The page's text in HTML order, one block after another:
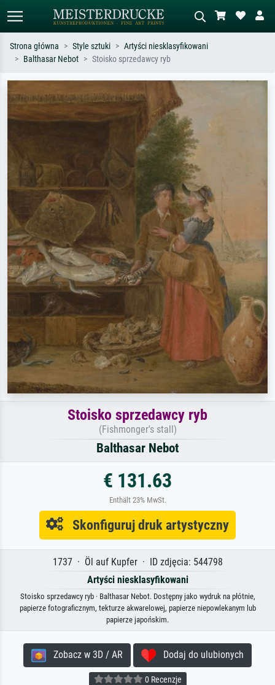
Monet, Gwiaździsta noc,
impresjonizm, fala Hokusaia, akt.
Opisz scenę – np. zielona łąka,
abstrakcja z czerwienią, ciemny olej,
stojący akt obok drzewa.
Strona główna Style sztuki
Artyści niesklasyfikowani
Balthasar Nebot
Stoisko sprzedawcy ryb
Stoisko sprzedawcy ryb
(Fishmonger's stall)
Balthasar Nebot
€ 131.63
Enthält 23% MwSt.
Skonfiguruj druk artystyczny
1737 · Öl auf Kupfer · ID zdjęcia: 544798
Artyści niesklasyfikowani
Stoisko sprzedawcy ryb · Balthasar Nebot. Dostępny jako wydruk na płótnie,
papierze fotograficznym, tekturze akwarelowej, papierze niepowlekanym lub
papierze japońskim.
Zobacz w 3D / AR Dodaj do ulubionych
0 Recenzje